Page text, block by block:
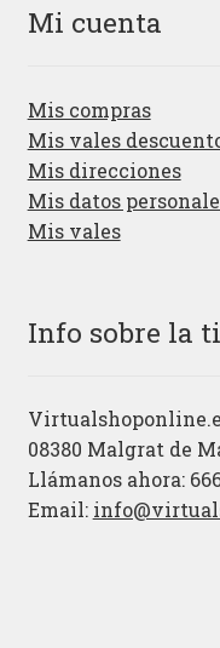
Mi cuenta
Mis compras
Mis vales
Mis direcciones
Mis datos
Mis vales
Info sobre la
08380 Malgrat de
Llámanos ahora:
Email: